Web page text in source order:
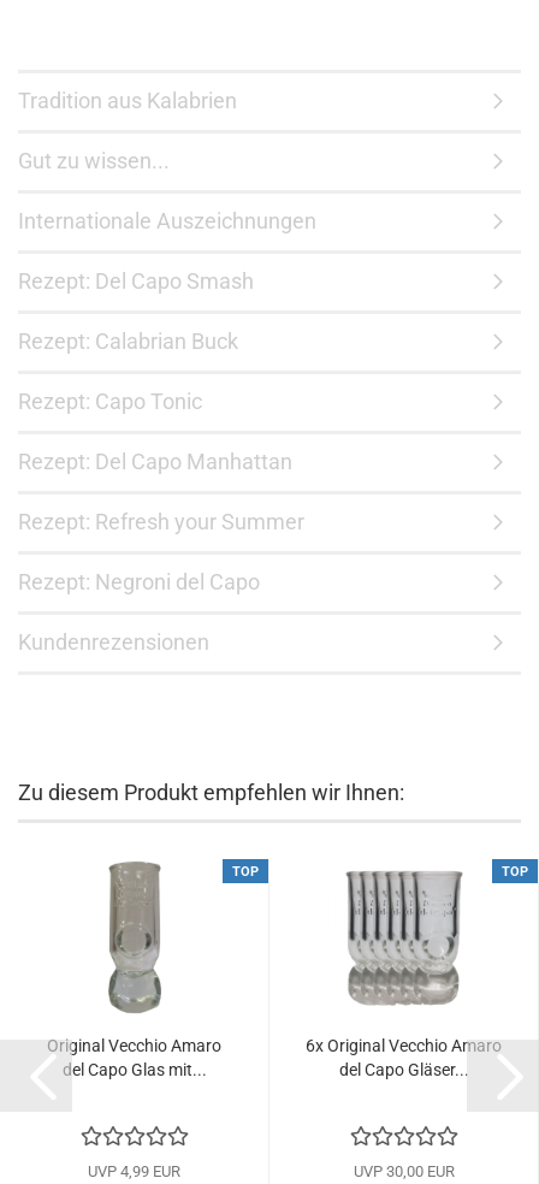
Tradition aus Kalabrien
Gut zu wissen...
Internationale Auszeichnungen
Rezept: Del Capo Smash
Rezept: Calabrian Buck
Rezept: Capo Tonic
Rezept: Del Capo Manhattan
Rezept: Refresh your Summer
Rezept: Negroni del Capo
Kundenrezensionen
Zu diesem Produkt empfehlen wir Ihnen:
TOP
Original Vecchio Amaro
del Capo Glas mit...
UVP 4,99 EUR
TOP
6x Original Vecchio Amaro
del Capo Gläser...
UVP 30,00 EUR